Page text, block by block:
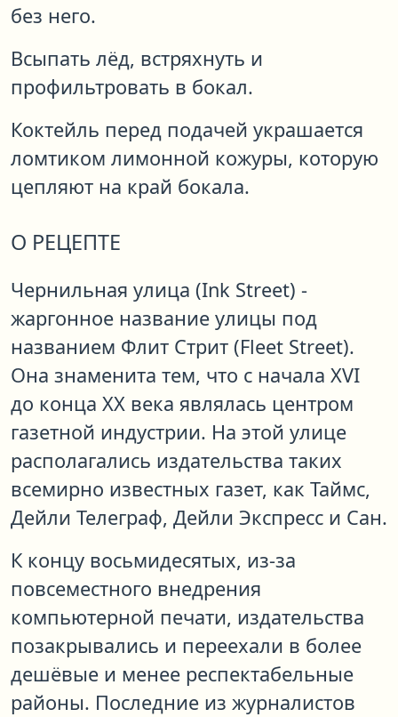
без него.
Всыпать лёд, встряхнуть и
профильтровать в бокал.
Коктейль перед подачей украшается
ломтиком лимонной кожуры, которую
цепляют на край бокала.
О РЕЦЕПТЕ
Чернильная улица (Ink Street) -
жаргонное название улицы под
названием Флит Стрит (Fleet Street).
Она знаменита тем, что с начала XVI
до конца XX века являлась центром
газетной индустрии. На этой улице
располагались издательства таких
всемирно известных газет, как Таймс,
Дейли Телеграф, Дейли Экспресс и Сан.
К концу восьмидесятых, из-за
повсеместного внедрения
компьютерной печати, издательства
позакрывались и переехали в более
дешёвые и менее респектабельные
районы. Последние из журналистов